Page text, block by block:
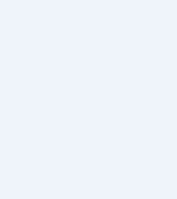
diarrea, dolor
visualizar
úlceras o